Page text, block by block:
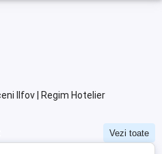
Ilfov | Regim Hotelier
Vezi toate